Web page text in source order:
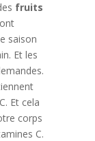
fruits
saison
Et les
Et cela
corps
C.